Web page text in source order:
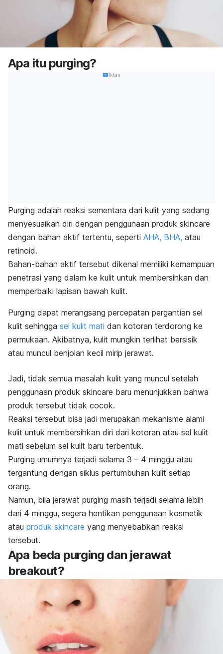
Apa itu purging?
Iklan
Purging adalah reaksi sementara dari kulit yang sedang
menyesuaikan diri dengan penggunaan produk skincare
dengan bahan aktif tertentu, seperti AHA, BHA, atau
retinoid.
Bahan-bahan aktif tersebut dikenal memiliki kemampuan
penetrasi yang dalam ke kulit untuk membersihkan dan
memperbaiki lapisan bawah kulit.
Purging dapat merangsang percepatan pergantian sel
kulit sehingga sel kulit mati dan kotoran terdorong ke
permukaan. Akibatnya, kulit mungkin terlihat bersisik
atau muncul benjolan kecil mirip jerawat.
Jadi, tidak semua masalah kulit yang muncul setelah
penggunaan produk skincare baru menunjukkan bahwa
produk tersebut tidak cocok.
Reaksi tersebut bisa jadi merupakan mekanisme alami
kulit untuk membersihkan diri dari kotoran atau sel kulit
mati sebelum sel kulit baru terbentuk.
Purging umumnya terjadi selama 3 – 4 minggu atau
tergantung dengan siklus pertumbuhan kulit setiap
orang.
Namun, bila jerawat purging masih terjadi selama lebih
dari 4 minggu, segera hentikan penggunaan kosmetik
atau produk skincare yang menyebabkan reaksi
tersebut.
Apa beda purging dan jerawat
breakout?